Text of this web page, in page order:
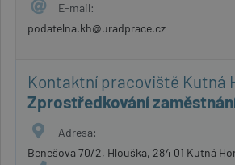
E-mail:
podatelna.kh@uradprace.cz
Kontaktní pracoviště Kutná
Zprostředkování
Adresa:
Benešova 70/2, Hlouška, 284 01 Kutná